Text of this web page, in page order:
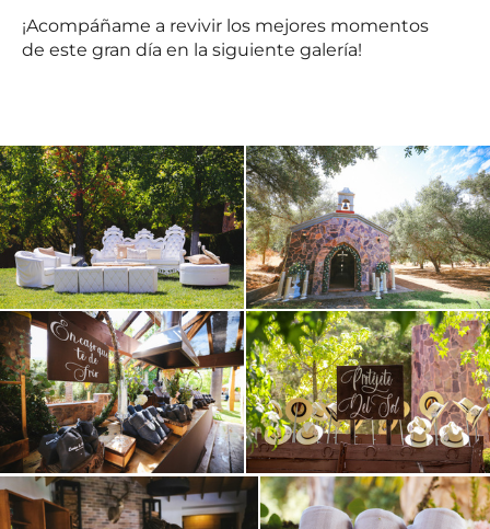
¡Acompáñame a revivir los mejores momentos
de este gran día en la siguiente galería!